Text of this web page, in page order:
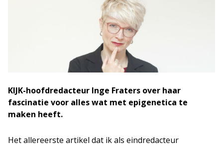
KIJK-hoofdredacteur Inge Fraters over haar
fascinatie voor alles wat met epigenetica te
maken heeft.
Het allereerste artikel dat ik als eindredacteur